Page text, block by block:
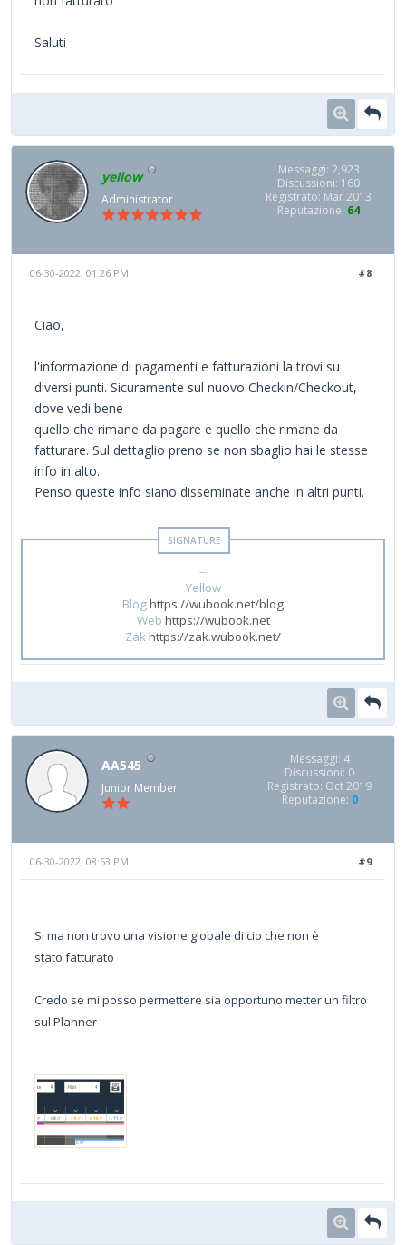
Saluti
yellow
Administrator
Messaggi: 2,923
Discussioni: 160
Registrato: Mar 2013
Reputazione: 64
#8
06-30-2022, 01:26 PM
Ciao,
l'informazione di pagamenti e fatturazioni la trovi su
diversi punti. Sicuramente sul nuovo Checkin/Checkout,
dove vedi bene
quello che rimane da pagare e quello che rimane da
fatturare. Sul dettaglio preno se non sbaglio hai le stesse
info in alto.
Penso queste info siano disseminate anche in altri punti.
--
Yellow
Bloghttps://wubook.net/blog
Web https://wubook.net
Zakhttps://zak.wubook.net/
AA545
Junior Member
Messaggi: 4
Discussioni: 0
Registrato: Oct 2019
Reputazione: 0
#9
06-30-2022, 08:53 PM
Si ma non trovo una visione globale di cio che non è
stato fatturato
Credo se mi posso permettere sia opportuno metter un filtro
sul Planner